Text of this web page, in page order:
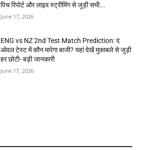
पिच रिपोर्ट और लाइव स्ट्रीमिंग से जुड़ी सभी...
June 17, 2026
ENG vs NZ 2nd Test Match Prediction: द
ओवल टेस्ट में कौन मारेगा बाजी? यहां देखें मुकाबले से जुड़ी
हर छोटी- बड़ी जानकारी
June 17, 2026